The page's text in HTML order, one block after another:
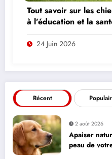
Tout savoir sur les
à l’éducation et la
24 Juin 2026
Récent
2 août 2026
Apaiser
peau de